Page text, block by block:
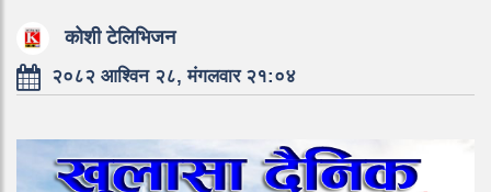
कोशी टेलिभिजन
२०८२ आश्विन २८, मंगलवार २१:०४